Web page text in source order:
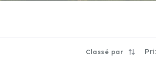
Classé par